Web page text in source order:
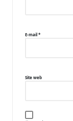
E-mail*
Site web